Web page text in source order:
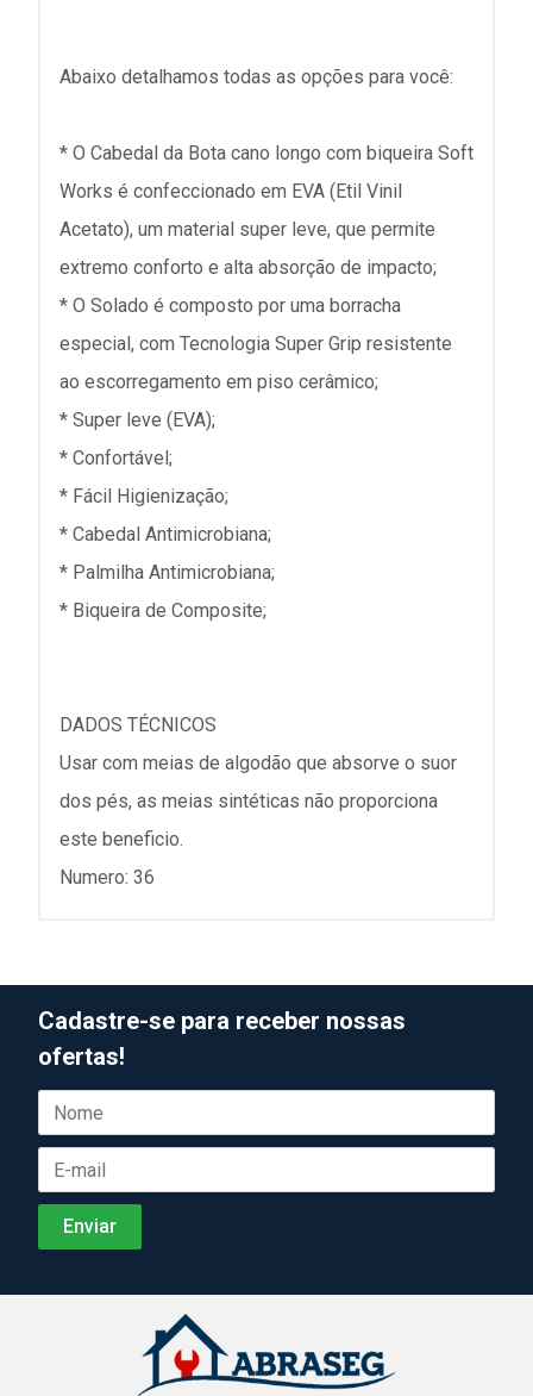
Abaixo detalhamos todas as opções para você:
* O Cabedal da Bota cano longo com biqueira Soft
Works é confeccionado em EVA (Etil Vinil
Acetato), um material super leve, que permite
extremo conforto e alta absorção de impacto;
* O Solado é composto por uma borracha
especial, com Tecnologia Super Grip resistente
ao escorregamento em piso cerâmico;
* Super leve (EVA);
* Confortável;
* Fácil Higienização;
* Cabedal Antimicrobiana;
* Palmilha Antimicrobiana;
* Biqueira de Composite;
DADOS TÉCNICOS
Usar com meias de algodão que absorve o suor
dos pés, as meias sintéticas não proporciona
este beneficio.
Numero: 36
Cadastre-se para receber nossas
ofertas!